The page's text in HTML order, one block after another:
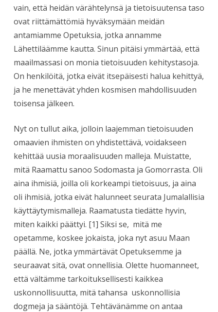
vain, että heidän värähtelynsä ja tietoisuutensa taso
ovat riittämättömiä hyväksymään meidän
antamiamme Opetuksia, jotka annamme
Lähettiläämme kautta. Sinun pitäisi ymmärtää, että
maailmassasi on monia tietoisuuden kehitystasoja.
On henkilöitä, jotka eivät itsepäisesti halua kehittyä,
ja he menettävät yhden kosmisen mahdollisuuden
toisensa jälkeen.
Nyt on tullut aika, jolloin laajemman tietoisuuden
omaavien ihmisten on yhdistettävä, voidakseen
kehittää uusia moraalisuuden malleja. Muistatte,
mitä Raamattu sanoo Sodomasta ja Gomorrasta. Oli
aina ihmisiä, joilla oli korkeampi tietoisuus, ja aina
oli ihmisiä, jotka eivät halunneet seurata Jumalallisia
käyttäytymismalleja. Raamatusta tiedätte hyvin,
miten kaikki päättyi. [1] Siksi se, mitä me
opetamme, koskee jokaista, joka nyt asuu Maan
päällä. Ne, jotka ymmärtävät Opetuksemme ja
seuraavat sitä, ovat onnellisia. Olette huomanneet,
että vältämme tarkoituksellisesti kaikkea
uskonnollisuutta, mitä tahansa uskonnollisia
dogmeja ja sääntöjä. Tehtävänämme on antaa